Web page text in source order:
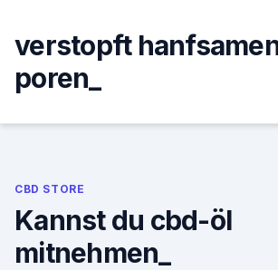
content
verstopft
poren_
CBD STORE
Kannst du cbd-öl
mitnehmen_